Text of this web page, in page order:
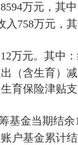
万元，
758万元，
万元。其
（含生育）
育保险津贴
基金当期结
户基金累计结